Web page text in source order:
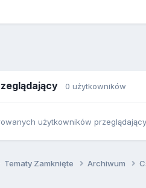
0 użytkowników
użytkowników
Tematy Zamknięte Archiwum